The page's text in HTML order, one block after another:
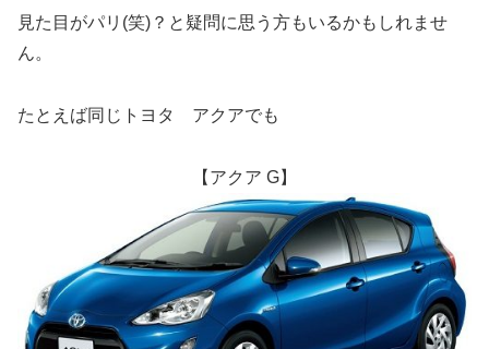
見た目がパリ(笑)？と疑問に思う方もいるかもしれませ
ん。
たとえば同じトヨタ アクアでも
【アクア G】